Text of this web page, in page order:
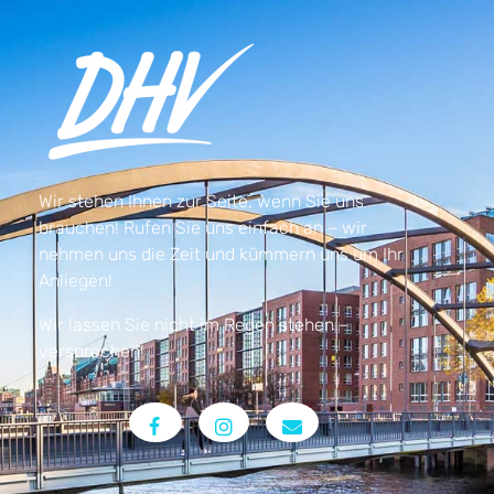
Wir stehen Ihnen zur Seite, wenn Sie uns
brauchen! Rufen Sie uns einfach an – wir
nehmen uns die Zeit und kümmern uns um Ihr
Anliegen!
Wir lassen Sie nicht im Regen stehen –
versprochen!